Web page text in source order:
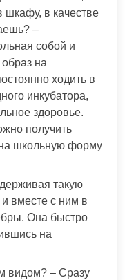
шкафу, в качестве
–
собой и
на
ходить в
инкубатора,
здоровье.
получить
школьную форму
такую
вместе с ним в
Она быстро
на
видом? – Сразу